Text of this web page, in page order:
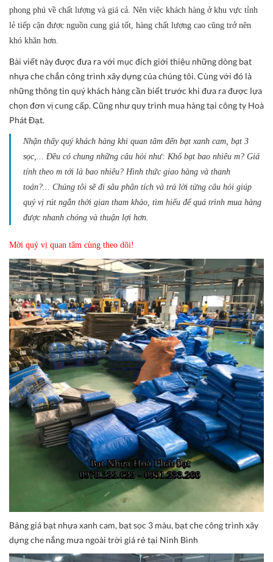
phong phú về chất lượng và giá cả. Nên việc khách hàng ở khu vực tỉnh
lẻ tiếp cận được nguồn cung giá tốt, hàng chất lượng cao cũng trở nên
khó khăn hơn.
Bài viết này được đưa ra với mục đích giới thiệu những dòng bạt
nhựa che chắn công trình xây dựng của chúng tôi. Cùng với đó là
những thông tin quý khách hàng cần biết trước khi đưa ra được lựa
chọn đơn vị cung cấp. Cũng như quy trình mua hàng tại công ty Hoà
Phát Đạt.
Nhận thấy quý khách hàng khi quan tâm đến bạt xanh cam, bạt 3
sọc,... Đều có chung những câu hỏi như: Khổ bạt bao nhiêu m? Giá
tính theo m tới là bao nhiêu? Hình thức giao hàng và thanh
toán?... Chúng tôi sẽ đi sâu phân tích và trả lời từng câu hỏi giúp
quý vị rút ngắn thời gian tham khảo, tìm hiểu để quá trình mua hàng
được nhanh chóng và thuận lợi hơn.
Mời quý vị quan tâm cùng theo dõi!
Bảng giá bạt nhựa xanh cam, bạt sọc 3 màu, bạt che công trình xây
dựng che nắng mưa ngoài trời giá rẻ tại Ninh Bình